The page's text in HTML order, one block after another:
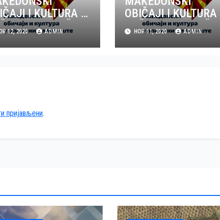
I KULTURA U
PLANDIŠTE
GORAN
– EMISIJA
12, 2020 ADMIN
OBIČAJI I KULTURA
OPŠTINI PLANDIŠTE
– GOST NIKOLA
KIPROVSKI –
НОВ 11, 2020 ADMIN
пријављени.